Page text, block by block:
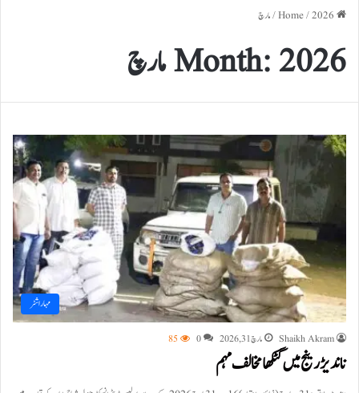
/2026
/مارچ
Month:2026 مارچ
مہاراشٹر
Shaikh Akram مارچ 31, 2026 0
85
ناندیڑ رینج میں گٹکھا مخالف مہم